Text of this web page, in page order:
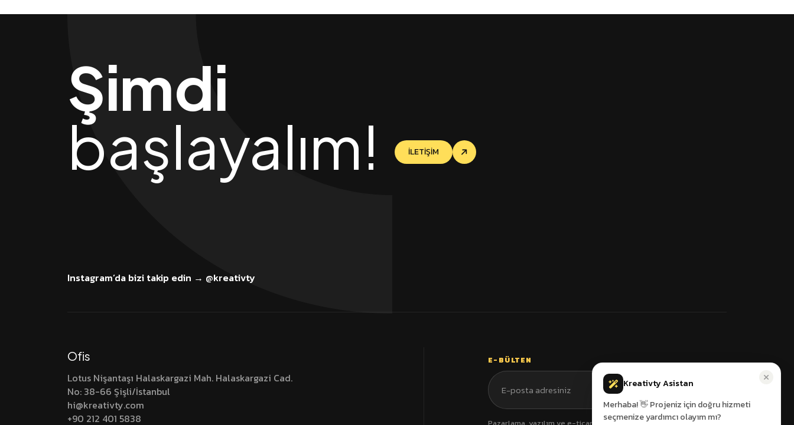
Şimdi
başlayalım! İLETİŞİM
Instagram’da bizi takip edin → @kreativty
Ofis
Lotus Nişantaşı Halaskargazi Mah. Halaskargazi Cad.
No: 38-66 Şişli/İstanbul
hi@kreativty.com
+90 212 401 5838
Kreativty Asistan
Merhaba! 👋 Projeniz için doğru hizmeti
seçmenize yardımcı olayım mı?